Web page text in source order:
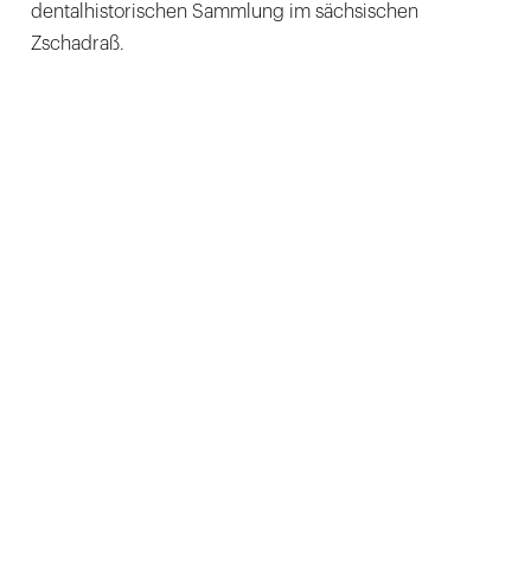
dentalhistorischen Sammlung im sächsischen
Zschadraß.